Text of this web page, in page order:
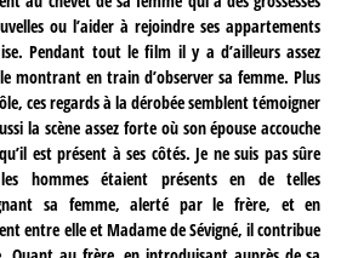
ou l’aider à rejoindre ses appartements
Pendant tout le film il y a d’ailleurs assez
montrant en train d’observer sa femme. Plus
ces regards à la dérobée semblent témoigner
la scène assez forte où son épouse accouche
est présent à ses côtés. Je ne suis pas sûre
hommes étaient présents en de telles
sa femme, alerté par le frère, et en
entre elle et Madame de Sévigné, il contribue